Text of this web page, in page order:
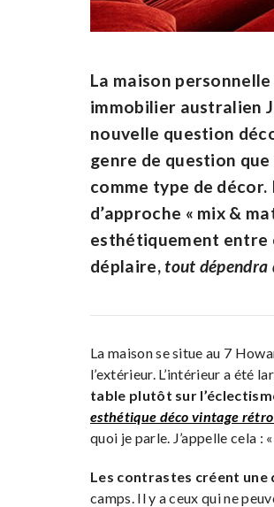
La maison
immobilier australien
nouvelle question
genre de question
comme type de
d’approche « mix &
esthétiquement entre
déplaire,tout dépendra
La maison se situe au 7
l’extérieur. L’intérieur a été
table plutôt sur
esthétique déco vintage
quoi je parle. J’appelle cela :
Les contrastes créent
camps. Il y a ceux qui ne